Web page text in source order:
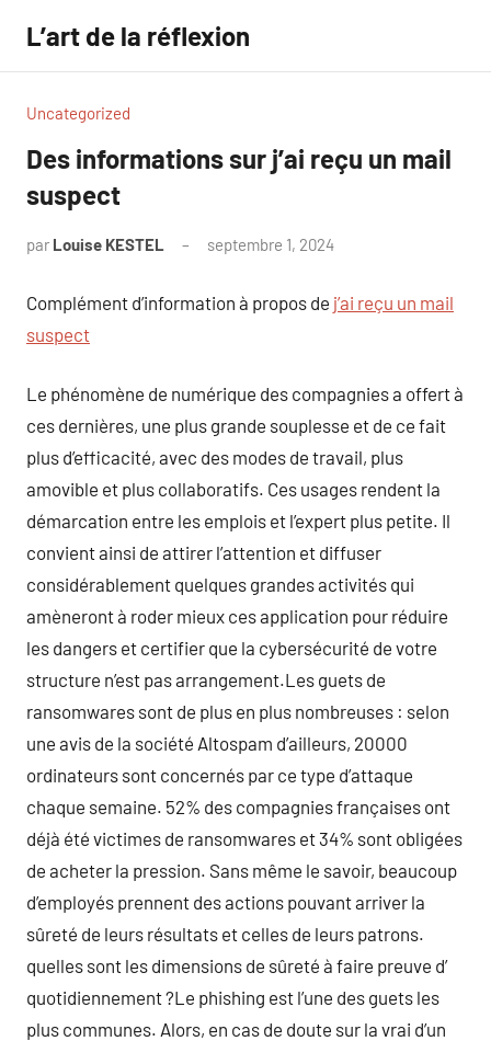
contenu
L’art de la réflexion
Uncategorized
Des informations sur j’ai reçu un mail
suspect
par Louise KESTEL septembre 1, 2024
Complément d’information à propos de j’ai reçu un mail
suspect
Le phénomène de numérique des compagnies a offert à
ces dernières, une plus grande souplesse et de ce fait
plus d’efficacité, avec des modes de travail, plus
amovible et plus collaboratifs. Ces usages rendent la
démarcation entre les emplois et l’expert plus petite. Il
convient ainsi de attirer l’attention et diffuser
considérablement quelques grandes activités qui
amèneront à roder mieux ces application pour réduire
les dangers et certifier que la cybersécurité de votre
structure n’est pas arrangement.Les guets de
ransomwares sont de plus en plus nombreuses : selon
une avis de la société Altospam d’ailleurs, 20000
ordinateurs sont concernés par ce type d’attaque
chaque semaine. 52% des compagnies françaises ont
déjà été victimes de ransomwares et 34% sont obligées
de acheter la pression. Sans même le savoir, beaucoup
d’employés prennent des actions pouvant arriver la
sûreté de leurs résultats et celles de leurs patrons.
quelles sont les dimensions de sûreté à faire preuve d’
quotidiennement ?Le phishing est l’une des guets les
plus communes. Alors, en cas de doute sur la vrai d’un